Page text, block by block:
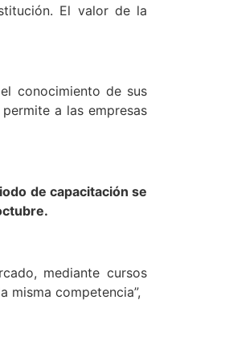
El valor de la
conocimiento de sus
a las empresas
de capacitación se
mediante cursos
misma competencia”,